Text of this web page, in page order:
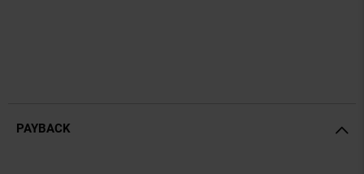
PAYBACK